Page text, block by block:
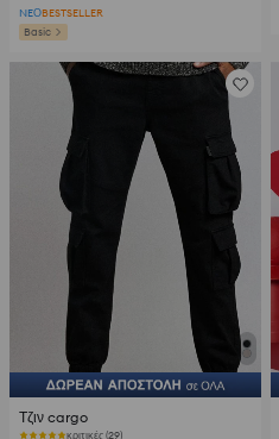
NEΟBESTSELLER
Basic
Τζιν cargo
κριτικές (29)